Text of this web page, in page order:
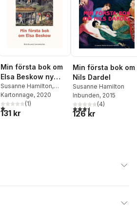
Min första bok om
Elsa Beskow ny
version
Susanne Hamilton,
Caroline Karlström
Kartonnage, 2020
1,0utav 5 stjärnor. Totalt antal röster:
(1)
131 kr
Min första bok om
Nils Dardel
Susanne Hamilton
Inbunden, 2015
3,5utav 5 stjärnor.
(4)
126 kr